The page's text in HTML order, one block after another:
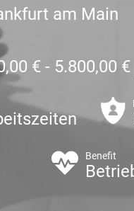
am Main
€ - 5.800,00
Benefit